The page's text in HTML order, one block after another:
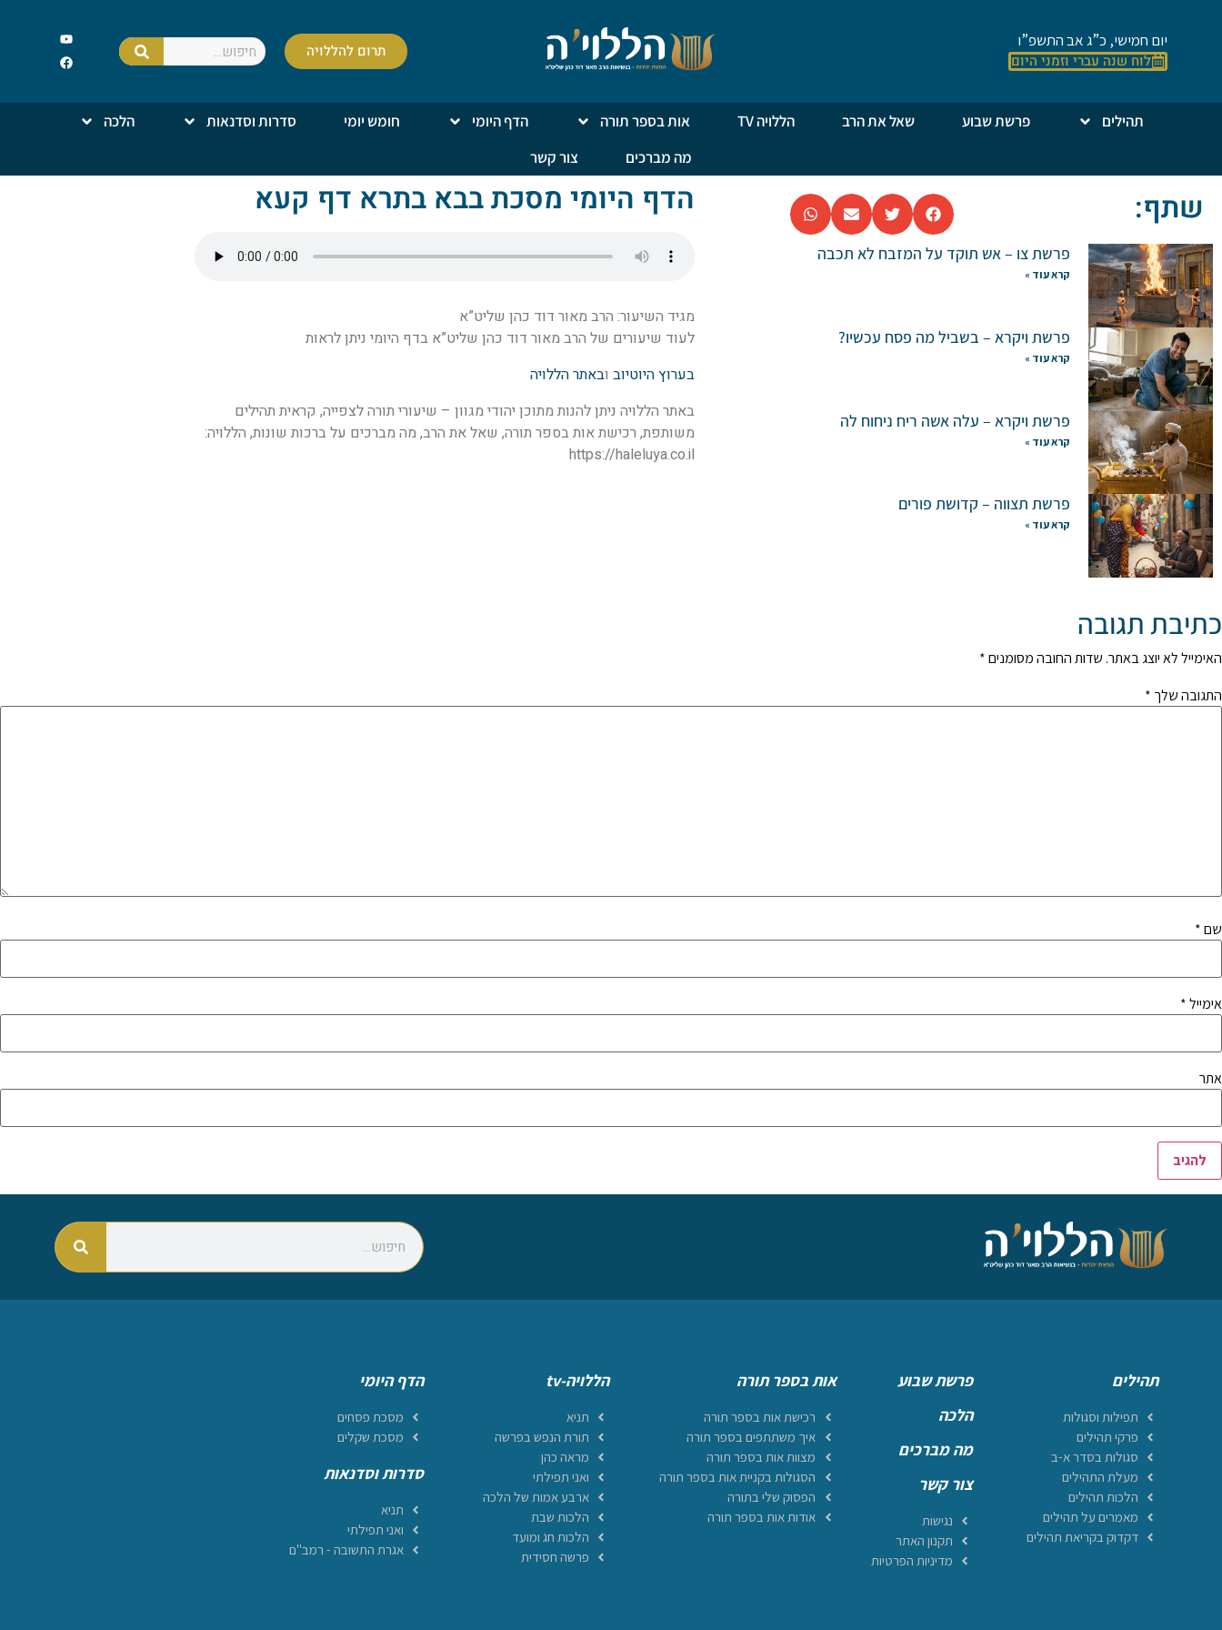
יום חמישי, כ”ג אב התשפ”ו
לוח שנה עברי וזמני היום
תרום להללויה
תהילים פרשת שבוע שאל את הרב הללויה TV אות בספר תורה הדף היומי חומש יומי סדרות וסדנאות
הלכה
מה מברכים
צור קשר
שתף:
פרשת צו – אש תוקד על המזבח לא תכבה
קרא עוד »
פרשת ויקרא – בשביל מה פסח עכשיו?
קרא עוד »
פרשת ויקרא – עלה אשה ריח ניחוח לה
קרא עוד »
פרשת תצווה – קדושת פורים
קרא עוד »
הדף היומי מסכת בבא בתרא דף קעא
מגיד השיעור: הרב מאור דוד כהן שליט”א
לעוד שיעורים של הרב מאור דוד כהן שליט”א בדף היומי ניתן לראות
בערוץ היוטיוב ובאתר הללויה
באתר הללויה ניתן להנות מתוכן יהודי מגוון – שיעורי תורה לצפייה, קראית תהילים
משותפת, רכישת אות בספר תורה, שאל את הרב, מה מברכים על ברכות שונות, הללויה:
https://haleluya.co.il
כתיבת תגובה
האימייל לא יוצג באתר. שדות החובה מסומנים*
התגובה שלך *
שם*
אימייל*
אתר
תהילים
תפילות וסגולות
פרקי תהילים
סגולות בסדר א-ב
מעלת התהילים
הלכות תהילים
מאמרים על תהילים
דקדוק בקריאת תהילים
פרשת שבוע
הלכה
מה מברכים
צור קשר
נגישות
תקנון האתר
מדיניות הפרטיות
אות בספר תורה
רכישת אות בספר תורה
איך משתתפים בספר תורה
מצוות אות בספר תורה
הסגולות בקניית אות בספר תורה
הפסוק שלי בתורה
אודות אות בספר תורה
הללויה-tv
תניא
תורת הנפש בפרשה
מראה כהן
ואני תפילתי
ארבע אמות של הלכה
הלכות שבת
הלכות חג ומועד
פרשה חסידית
הדף היומי
מסכת פסחים
מסכת שקלים
סדרות וסדנאות
תניא
ואני תפילתי
אגרת התשובה - רמב"ם